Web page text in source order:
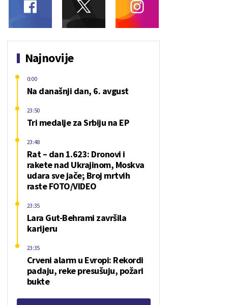
Najnovije
Na današnji dan, 6. avgust
0:00
Tri medalje za Srbiju na EP
23:50
Rat – dan 1.623: Dronovi i
rakete nad Ukrajinom, Moskva
udara sve jače; Broj mrtvih
raste FOTO/VIDEO
23:48
Lara Gut-Behrami završila
karijeru
23:35
Crveni alarm u Evropi: Rekordi
padaju, reke presušuju, požari
bukte
23:35